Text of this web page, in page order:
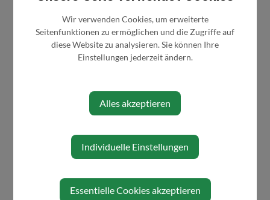
Formulare
Fundamt
Müll- und Abfallbeseitigung
Sprechstunden Notarin
Arztsuche
Pflegebetten
Info 24 h Betreuung
Mutterberatung
Wir verwenden Cookies, um erweiterte
Seitenfunktionen zu ermöglichen und die Zugriffe auf
diese Website zu analysieren. Sie können Ihre
Einstellungen jederzeit ändern.
Alles akzeptieren
Individuelle Einstellungen
Essentielle Cookies akzeptieren